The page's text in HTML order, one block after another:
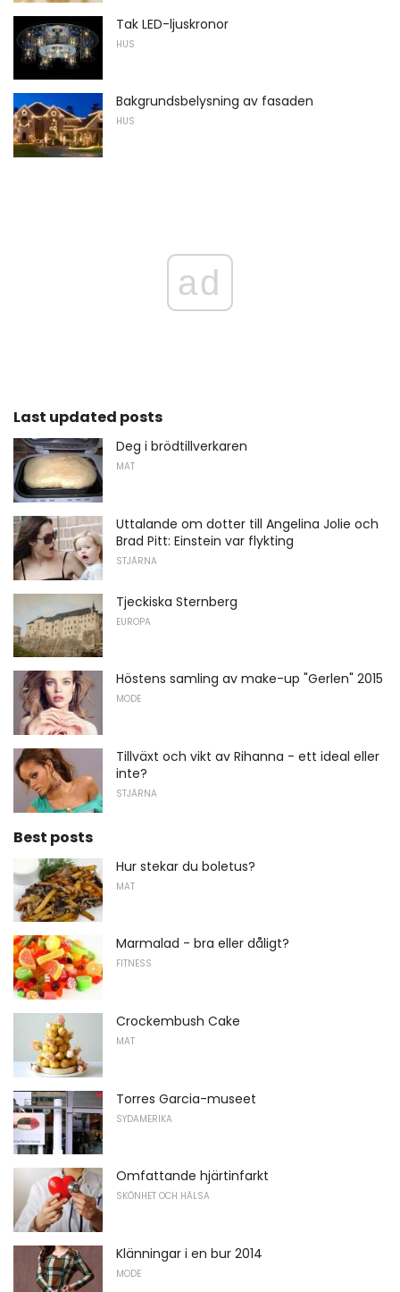
Tak LED-ljuskronor
HUS
Bakgrundsbelysning av fasaden
HUS
ad
Last updated posts
Deg i brödtillverkaren
MAT
Uttalande om dotter till Angelina Jolie och
Brad Pitt: Einstein var flykting
STJÄRNA
Tjeckiska Sternberg
EUROPA
Höstens samling av make-up "Gerlen" 2015
MODE
Tillväxt och vikt av Rihanna - ett ideal eller
inte?
STJÄRNA
Best posts
Hur stekar du boletus?
MAT
Marmalad - bra eller dåligt?
FITNESS
Crockembush Cake
MAT
Torres Garcia-museet
SYDAMERIKA
Omfattande hjärtinfarkt
SKÖNHET OCH HÄLSA
Klänningar i en bur 2014
MODE